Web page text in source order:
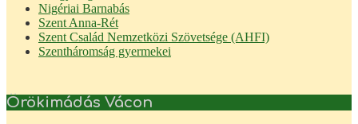
Nigériai Barnabás
Szent Anna-Rét
Szent Család Nemzetközi Szövetsége (AHFI)
Szentháromság gyermekei
Örökimádás Vácon